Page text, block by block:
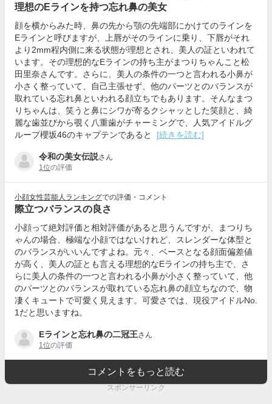
理想のEラインを持つ忘れ鼻の美女
顔を横からみた時、鼻の先から顎の先端部にかけてのラインを
Eラインと呼びますが、上唇がそのラインに乗り、下唇がそれ
より2mm程内側に来る状態が理想とされ、美人の証といわれて
います。その理想的なEラインの持ち主がまつりちゃんこと松
田里奈さんです。さらに、美人の条件の一つと言われる小鼻が
小さく整っていて、自己主張せず、他のパーツとのバランスが
取れている忘れ鼻といわれる顔立ちでもあります。そんなまつ
りちゃんは、笑うと鼻にシワが寄るクシャッとした笑顔と、綺
麗な歯並びから覗く八重歯がチャーミングで、人気アイドルグ
ループ櫻坂46のキャプテンであると
[続きを読む]
令和の美女伝説さん
1位の評価
小顔女性芸能人ランキングでの評価・コメント
際立つバランスの良さ
小顔って絶対評価と相対評価があると思うんですが、まつりち
ゃんの場合、極端な小顔ではないけれど、スレンダーな体型と
のバランスがいいんですよね。元々、ベースとなる顔面偏差値
が高く、美人の証とも言える理想的なEラインの持ち主で、さ
らに美人の条件の一つと言われる小鼻が小さく整っていて、他
のパーツとのバランスが取れている忘れ鼻の顔立ちなので、物
凄くキュートで可愛く見えます。可愛さでは、現役アイドルNo.
1だと思いますね。
Eラインと忘れ鼻の二冠王さん
1位の評価
コメントをもっと読む
スポンサーリンク